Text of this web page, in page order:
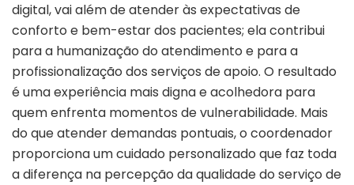
digital, vai além de atender às expectativas de
conforto e bem-estar dos pacientes; ela contribui
para a humanização do atendimento e para a
profissionalização dos serviços de apoio. O resultado
é uma experiência mais digna e acolhedora para
quem enfrenta momentos de vulnerabilidade. Mais
do que atender demandas pontuais, o coordenador
proporciona um cuidado personalizado que faz toda
a diferença na percepção da qualidade do serviço de